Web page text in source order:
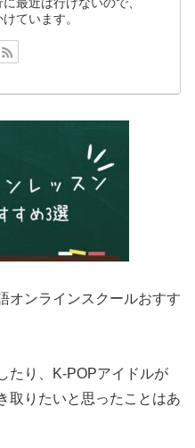
ています。
オンラインスクールおすす
たり、K-POPアイドルが
取りたいと思ったことはあ